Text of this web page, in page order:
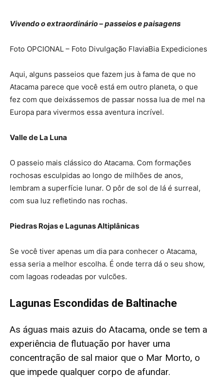
Vivendo o extraordinário – passeios e paisagens
Foto OPCIONAL – Foto Divulgação FlaviaBia Expediciones
Aqui, alguns passeios que fazem jus à fama de que no
Atacama parece que você está em outro planeta, o que
fez com que deixássemos de passar nossa lua de mel na
Europa para vivermos essa aventura incrível.
Valle de La Luna
O passeio mais clássico do Atacama. Com formações
rochosas esculpidas ao longo de milhões de anos,
lembram a superfície lunar. O pôr de sol de lá é surreal,
com sua luz refletindo nas rochas.
Piedras Rojas e Lagunas Altiplânicas
Se você tiver apenas um dia para conhecer o Atacama,
essa seria a melhor escolha. É onde terra dá o seu show,
com lagoas rodeadas por vulcões.
Lagunas Escondidas de Baltinache
As águas mais azuis do Atacama, onde se tem a
experiência de flutuação por haver uma
concentração de sal maior que o Mar Morto, o
que impede qualquer corpo de afundar.